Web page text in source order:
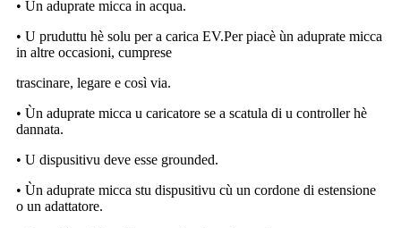
• Ùn aduprate micca in acqua.
• U pruduttu hè solu per a carica EV.Per piacè ùn aduprate micca
in altre occasioni, cumprese
trascinare, legare e così via.
• Ùn aduprate micca u caricatore se a scatula di u controller hè
dannata.
• U dispusitivu deve esse grounded.
• Ùn aduprate micca stu dispusitivu cù un cordone di estensione
o un adattatore.